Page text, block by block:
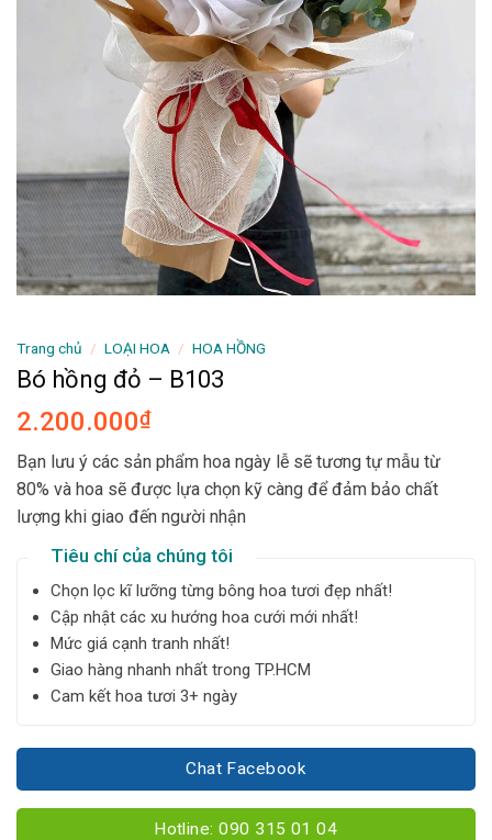
Trang chủ / LOẠI HOA / HOA HỒNG
Bó hồng đỏ – B103
2.200.000₫
Bạn lưu ý các sản phẩm hoa ngày lễ sẽ tương tự mẫu từ
80% và hoa sẽ được lựa chọn kỹ càng để đảm bảo chất
lượng khi giao đến người nhận
Tiêu chí của chúng tôi
Chọn lọc kĩ lưỡng từng bông hoa tươi đẹp nhất!
Cập nhật các xu hướng hoa cưới mới nhất!
Mức giá cạnh tranh nhất!
Giao hàng nhanh nhất trong TP.HCM
Cam kết hoa tươi 3+ ngày
Chat Facebook
Hotline: 090 315 01 04